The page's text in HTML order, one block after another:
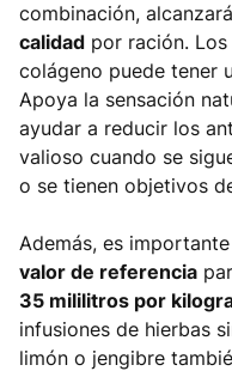
combinación,
calidad por ración.
colágeno puede tener
Apoya la sensación
ayudar a reducir los
valioso cuando se
o se tienen objetivos
Además, es
valor de referencia
35 mililitros por
infusiones de hierbas
limón o jengibre